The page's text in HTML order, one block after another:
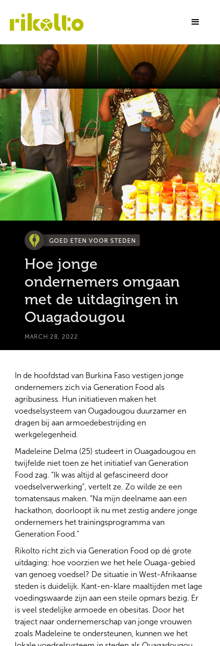
GOED ETEN VOOR STEDEN
Hoe jonge
ondernemers omgaan
met de uitdagingen in
Ouagadougou
MARCH 28, 2022
In de hoofdstad van Burkina Faso vestigen jonge
ondernemers zich via Generation Food als
agribusiness. Hun initiatieven maken het
voedselsysteem van Ougadougou duurzamer en
dragen bij aan armoedebestrijding en
werkgelegenheid.
Madeleine Delma (25) studeert in Ouagadougou en
twijfelde niet toen ze het initiatief van Generation
Food zag. “Ik was altijd al gefascineerd door
voedselverwerking”, vertelt ze. Zo wilde ze een
tomatensaus maken. “Na mijn deelname aan een
hackathon, doorloopt ik nu met zestig andere jonge
ondernemers het trainingsprogramma van
Generation Food.”
Rikolto richt zich via Generation Food op dé grote
uitdaging: hoe voorzien we het hele Ouaga-gebied
van genoeg voedsel? De situatie in West-Afrikaanse
steden is duidelijk. Kant-en-klare maaltijden met lage
voedingswaarde zijn aan een steile opmars bezig. Er
is veel stedelijke armoede en obesitas. Door het
traject naar ondernemerschap van jonge vrouwen
zoals Madeleine te ondersteunen, kunnen we het